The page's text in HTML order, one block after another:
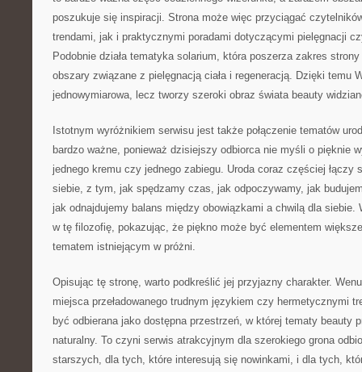
poszukuje się inspiracji. Strona może więc przyciągać
trendami, jak i praktycznymi poradami dotyczącymi pielęgnacji
Podobnie działa tematyka solarium, która poszerza zakres
obszary związane z pielęgnacją ciała i regeneracją. Dzięki temu
jednowymiarowa, lecz tworzy szeroki obraz świata beauty
Istotnym wyróżnikiem serwisu jest także połączenie tematów
bardzo ważne, ponieważ dzisiejszy odbiorca nie myśli o pięknie
jednego kremu czy jednego zabiegu. Uroda coraz częściej łączy
siebie, z tym, jak spędzamy czas, jak odpoczywamy, jak
jak odnajdujemy balans między obowiązkami a chwilą dla siebie.
w tę filozofię, pokazując, że piękno może być elementem
tematem istniejącym w próżni.
Opisując tę stronę, warto podkreślić jej przyjazny charakter.
miejsca przeładowanego trudnym językiem czy hermetycznymi
być odbierana jako dostępna przestrzeń, w której tematy beauty
naturalny. To czyni serwis atrakcyjnym dla szerokiego grona
starszych, dla tych, które interesują się nowinkami, i dla tych,